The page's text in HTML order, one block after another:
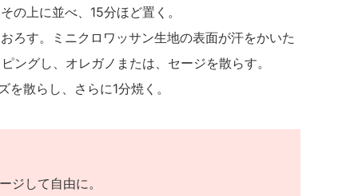
上に並べ、15分ほど置く。
す。ミニクロワッサン生地の表面が汗をかいた
ングし、オレガノまたは、セージを散らす。
散らし、さらに1分焼く。
ジして自由に。